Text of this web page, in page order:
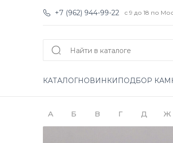
+7 (962) 944-99-22 с 9 до 18 по
КАТАЛОГНОВИНКИ ПОДБОР
А Б В Г Д Ж